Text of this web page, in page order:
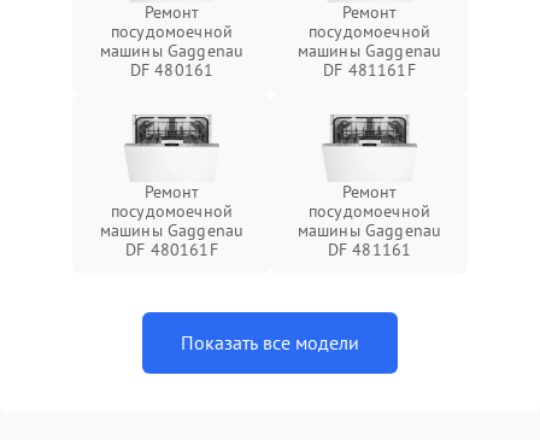
Ремонт
посудомоечной
машины Gaggenau
DF 480161
Ремонт
посудомоечной
машины Gaggenau
DF 481161F
Ремонт
посудомоечной
машины Gaggenau
DF 480161F
Ремонт
посудомоечной
машины Gaggenau
DF 481161
Показать все модели